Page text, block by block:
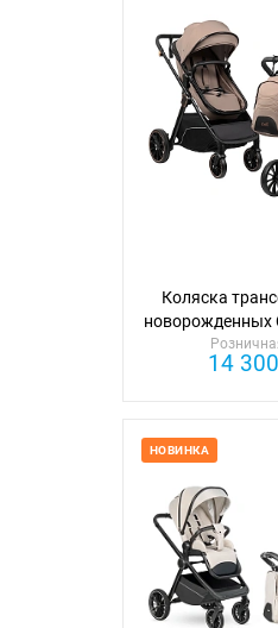
Коляска
новорожденных
14
НОВИНКА